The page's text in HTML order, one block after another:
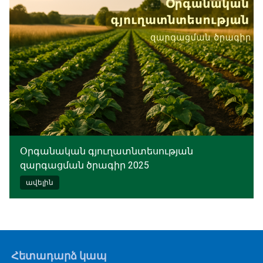
Օրգանական գյուղատնտեսության
զարգացման ծրագիր 2025
ավելին
Հետադարձ կապ